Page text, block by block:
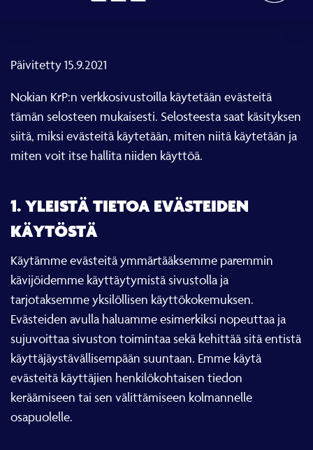
Päivitetty 15.9.2021
Nokian KrP:n verkkosivustoilla käytetään evästeitä
tämän selosteen mukaisesti. Selosteesta saat käsityksen
siitä, miksi evästeitä käytetään, miten niitä käytetään ja
miten voit itse hallita niiden käyttöä.
1. YLEISTÄ TIETOA EVÄSTEIDEN
KÄYTÖSTÄ
Käytämme evästeitä ymmärtääksemme paremmin
kävijöidemme käyttäytymistä sivustolla ja
tarjotaksemme yksilöllisen käyttökokemuksen.
Evästeiden avulla haluamme esimerkiksi nopeuttaa ja
sujuvoittaa sivuston toimintaa sekä kehittää sitä entistä
käyttäjäystävällisempään suuntaan. Emme käytä
evästeitä käyttäjien henkilökohtaisen tiedon
keräämiseen tai sen välittämiseen kolmannelle
osapuolelle.